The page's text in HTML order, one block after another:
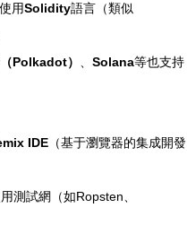
用Solidity語言（類似
Polkadot） 、 Solana等也支持
IDE （基于瀏覽器的集成開發
測試網（如Ropsten、